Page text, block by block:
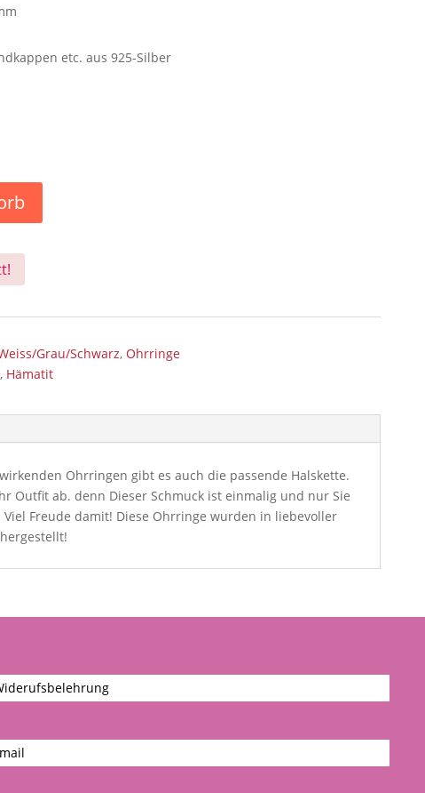
etc. aus 925-Silber
Grau/Schwarz,Ohrringe
, Hämatit
Ohrringen gibt es auch die passende Halskette.
Outfit ab. denn Dieser Schmuck ist einmalig und nur Sie
Freude damit! Diese Ohrringe wurden in liebevoller